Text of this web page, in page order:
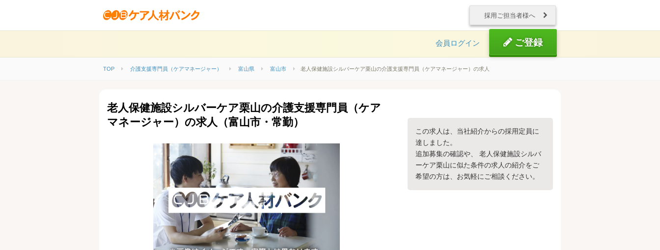
採用ご担当者様へ
会員ログイン ご登録
TOP 介護支援専門員（ケアマネージャー） 富山県 富山市 老人保健施設シルバーケア栗山の介護支援専門員（ケアマネージャー）の求人
老人保健施設シルバーケア栗山の介護支援専門員（ケア
マネージャー）の求人（富山市・常勤）
この求人は、当社紹介からの採用定員に
達しました。
追加募集の確認や、 老人保健施設シルバ
ーケア栗山に似た条件の求人の紹介をご
希望の方は、お気軽にご相談ください。